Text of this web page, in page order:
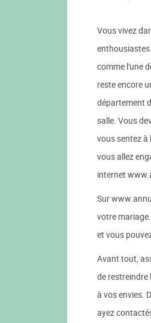
Vous vivez
enthousiastes
comme l'une
reste encore
département
salle. Vous
vous sentez à
vous allez
internet
Sur
votre
et vous
Avant tout,
de restreindre
à vos envies.
ayez